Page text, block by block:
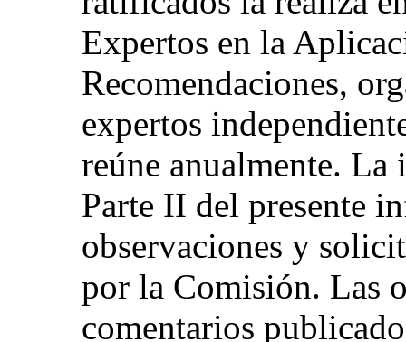
Expertos en la
Recomendaciones,
expertos
reúne anualmente.
Parte II del presente
observaciones y
por la Comisión. Las
comentarios